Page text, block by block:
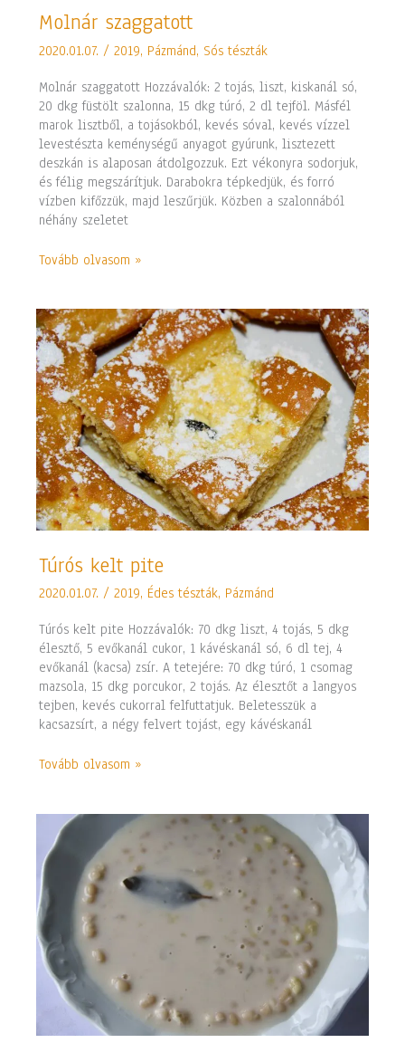
Molnár szaggatott
2020.01.07./2019, Pázmánd, Sós tészták
Molnár szaggatott Hozzávalók: 2 tojás, liszt, kiskanál só,
20 dkg füstölt szalonna, 15 dkg túró, 2 dl tejföl. Másfél
marok lisztből, a tojásokból, kevés sóval, kevés vízzel
levestészta keménységű anyagot gyúrunk, lisztezett
deszkán is alaposan átdolgozzuk. Ezt vékonyra sodorjuk,
és félig megszárítjuk. Darabokra tépkedjük, és forró
vízben kifőzzük, majd leszűrjük. Közben a szalonnából
néhány szeletet
Molnár
Tovább olvasom »
Túrós kelt pite
2020.01.07./2019, Édes tészták, Pázmánd
Túrós kelt pite Hozzávalók: 70 dkg liszt, 4 tojás, 5 dkg
élesztő, 5 evőkanál cukor, 1 kávéskanál só, 6 dl tej, 4
evőkanál (kacsa) zsír. A tetejére: 70 dkg túró, 1 csomag
mazsola, 15 dkg porcukor, 2 tojás. Az élesztőt a langyos
tejben, kevés cukorral felfuttatjuk. Beletesszük a
kacsazsírt, a négy felvert tojást, egy kávéskanál
Túrós
pite
Tovább olvasom »